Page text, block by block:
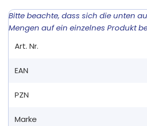
Bitte beachte, dass sich die unten
Mengen auf ein einzelnes Produkt
Art. Nr.
EAN
PZN
Marke